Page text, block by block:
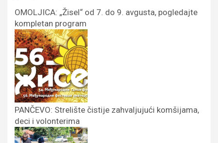
OMOLJICA: „Žisel“ od 7. do 9. avgusta, pogledajte
kompletan program
PANČEVO: Strelište čistije zahvaljujući komšijama,
deci i volonterima